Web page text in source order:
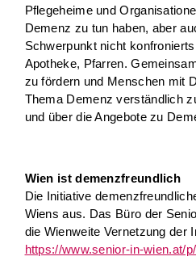
Pflegeheime und
Demenz zu tun haben, aber
Schwerpunkt nicht
Apotheke, Pfarren.
zu fördern und Menschen mit
Thema Demenz verständlich
und über die Angebote zu
Wien ist demenzfreundlich
Die Initiative
Wiens aus. Das Büro der
die Wienweite Vernetzung der
https://www.senior-in-wien.at/